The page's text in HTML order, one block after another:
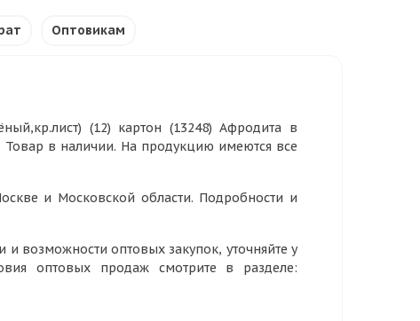
Оптовикам
(12) картон (13248) Афродита в
Товар в наличии. На продукцию имеются все
и Московской области. Подробности и
возможности оптовых закупок, уточняйте у
оптовых продаж смотрите в разделе: